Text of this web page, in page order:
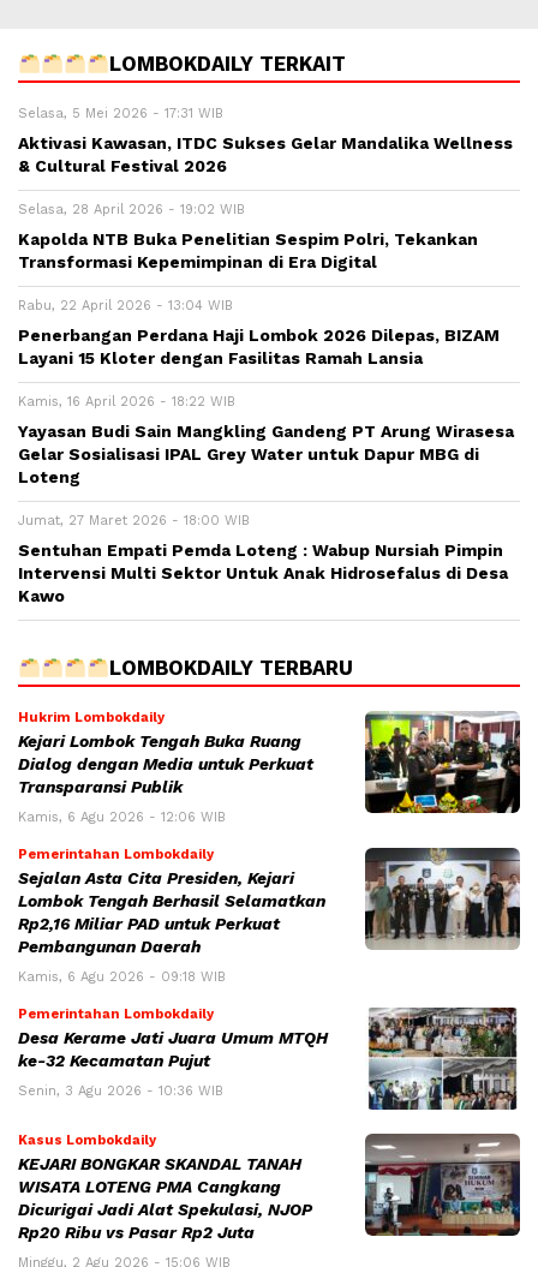
LOMBOKDAILY TERKAIT
Selasa, 5 Mei 2026 - 17:31 WIB
Aktivasi Kawasan, ITDC Sukses Gelar Mandalika Wellness
& Cultural Festival 2026
Selasa, 28 April 2026 - 19:02 WIB
Kapolda NTB Buka Penelitian Sespim Polri, Tekankan
Transformasi Kepemimpinan di Era Digital
Rabu, 22 April 2026 - 13:04 WIB
Penerbangan Perdana Haji Lombok 2026 Dilepas, BIZAM
Layani 15 Kloter dengan Fasilitas Ramah Lansia
Kamis, 16 April 2026 - 18:22 WIB
Yayasan Budi Sain Mangkling Gandeng PT Arung Wirasesa
Gelar Sosialisasi IPAL Grey Water untuk Dapur MBG di
Loteng
Jumat, 27 Maret 2026 - 18:00 WIB
Sentuhan Empati Pemda Loteng : Wabup Nursiah Pimpin
Intervensi Multi Sektor Untuk Anak Hidrosefalus di Desa
Kawo
LOMBOKDAILY TERBARU
Hukrim Lombokdaily
Kejari Lombok Tengah Buka Ruang
Dialog dengan Media untuk Perkuat
Transparansi Publik
Kamis, 6 Agu 2026 - 12:06 WIB
Pemerintahan Lombokdaily
Sejalan Asta Cita Presiden, Kejari
Lombok Tengah Berhasil Selamatkan
Rp2,16 Miliar PAD untuk Perkuat
Pembangunan Daerah
Kamis, 6 Agu 2026 - 09:18 WIB
Pemerintahan Lombokdaily
Desa Kerame Jati Juara Umum MTQH
ke-32 Kecamatan Pujut
Senin, 3 Agu 2026 - 10:36 WIB
Kasus Lombokdaily
KEJARI BONGKAR SKANDAL TANAH
WISATA LOTENG PMA Cangkang
Dicurigai Jadi Alat Spekulasi, NJOP
Rp20 Ribu vs Pasar Rp2 Juta
Minggu, 2 Agu 2026 - 15:06 WIB